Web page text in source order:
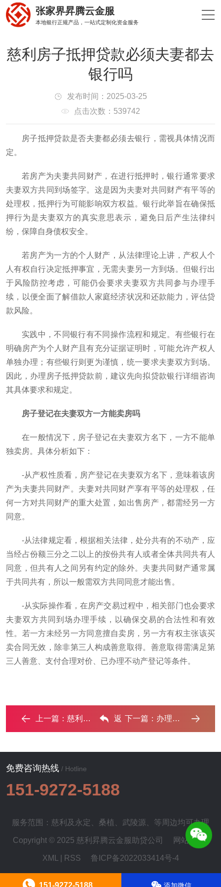
张家界昇腾云金服
本地银行正规产品，一站式定制化资金服务
慈利房子抵押贷款必须夫妻都去
银行吗
发布时间：2025-03-25
点击次数：539742
房子抵押贷款是否夫妻都必须去银行，需视具体情况而
定。
若房产为夫妻共同财产，在进行抵押时，银行通常要求
夫妻双方共同到场签字。这是因为夫妻对共同财产有平等的
处理权，抵押行为可能影响双方权益。银行此举旨在确保抵
押行为是夫妻双方的真实意思表示，避免日后产生法律纠
纷，保障自身债权安全。
若房产为一方的个人财产，从法律理论上讲，产权人个
人有权自行决定抵押事宜，无需夫妻另一方到场。但银行出
于风险防控考虑，可能仍会要求夫妻双方共同参与办理手
续，以便全面了解借款人家庭经济状况和还款能力，评估贷
款风险。
实践中，不同银行有不同操作流程和规定。有些银行在
明确房产为个人财产且有充分证据证明时，可能允许产权人
单独办理；有些银行则更为谨慎，统一要求夫妻双方到场。
因此，办理房子抵押贷款前，建议先向拟贷款银行详细咨询
其具体要求和规定。
房子登记在夫妻双方一方能卖房吗
在一般情况下，房子登记在夫妻双方名下，一方不能单
独卖房。具体分析如下：
-从产权性质看，房产登记在夫妻双方名下，意味着该房
产为夫妻共同财产。夫妻对共同财产享有平等的处理权，任
何一方对共同财产的重大处置，如出售房产，都需经另一方
同意。
-从法律规定看，根据相关法律，处分共有的不动产，应
当经占份额三分之二以上的按份共有人或者全体共同共有人
同意，但共有人之间另有约定的除外。夫妻共同财产通常属
于共同共有，所以一般需双方共同同意才能出售。
-从实际操作看，在房产交易过程中，相关部门也会要求
夫妻双方共同到场办理手续，以确保交易的合法性和有效
性。若一方未经另一方同意擅自卖房，另一方有权主张该买
卖合同无效，除非第三人构成善意取得。善意取得需满足第
三人善意、支付合理对价、已办理不动产登记等条件。
上一篇： 慈利房屋抵押银行贷款一般可以贷多少钱? ...‌ 返 下一篇： 办理慈利 房子抵押贷款需要夫妻共同签字吗 ...‌
免费咨询热线 / Hotline
151-9272-5188
服务范围：慈利及 永定 桑植 武陵源 、等周边均可办理
Copyright © 2025 慈利昇腾云金服助贷公司 网站地图|
XML RSS 鲁ICP备2022033414号-4
151-9272-5188